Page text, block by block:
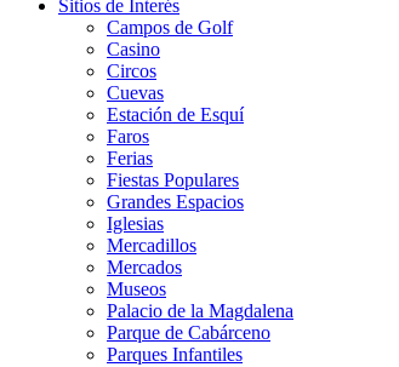
Sitios de Interés
Campos de Golf
Casino
Circos
Cuevas
Estación de Esquí
Faros
Ferias
Fiestas Populares
Grandes Espacios
Iglesias
Mercadillos
Mercados
Museos
Palacio de la Magdalena
Parque de Cabárceno
Parques Infantiles